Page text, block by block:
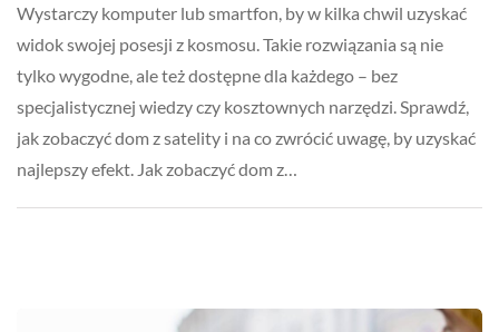
Wystarczy komputer lub smartfon, by w kilka chwil uzyskać
widok swojej posesji z kosmosu. Takie rozwiązania są nie
tylko wygodne, ale też dostępne dla każdego – bez
specjalistycznej wiedzy czy kosztownych narzędzi. Sprawdź,
jak zobaczyć dom z satelity i na co zwrócić uwagę, by uzyskać
najlepszy efekt. Jak zobaczyć dom z…